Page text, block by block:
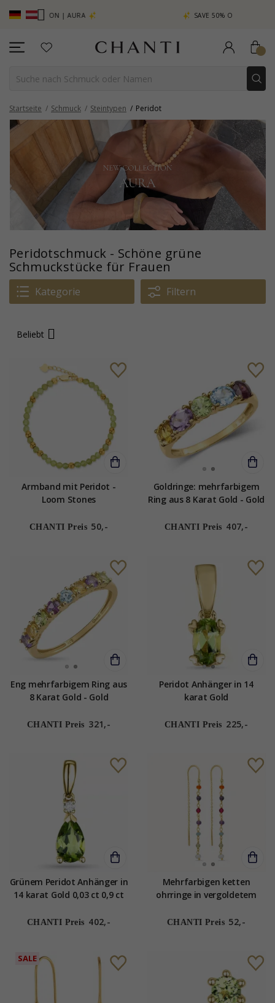
SAVE 50% ON ELINÉ
Startseite Schmuck Steintypen Peridot
Peridotschmuck - Schöne grüne
Schmuckstücke für Frauen
Kategorie Filtern
Beliebt
Armband mit Peridot -
Loom Stones
CHANTI Preis 50,-
Goldringe: mehrfarbigem
Ring aus 8 Karat Gold - Gold
CHANTI Preis 407,-
Eng mehrfarbigem Ring aus
8 Karat Gold - Gold
CHANTI Preis 321,-
Peridot Anhänger in 14
karat Gold
CHANTI Preis 225,-
Grünem Peridot Anhänger in
14 karat Gold 0,03 ct 0,9 ct
CHANTI Preis 402,-
Mehrfarbigen ketten
ohrringe in vergoldetem
CHANTI Preis 52,-
SALE